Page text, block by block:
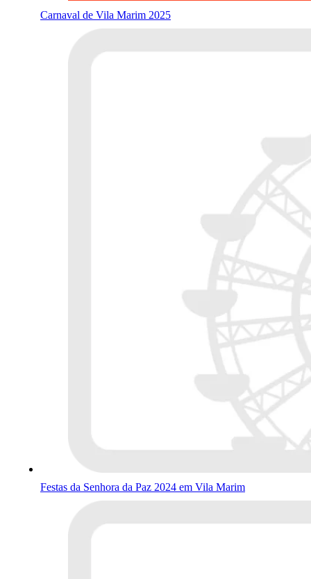
Carnaval de Vila Marim 2025
Festas da Senhora da Paz 2024 em Vila Marim